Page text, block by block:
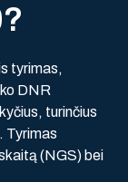
?
tyrimas,
DNR
turinčius
Tyrimas
(NGS) bei